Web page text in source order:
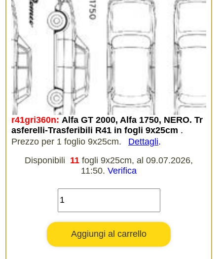
r41gri360n: Alfa GT 2000, Alfa 1750, NERO. Tr
asferelli-Trasferibili R41 in fogli 9x25cm .
Prezzo per 1 foglio 9x25cm.
Dettagli.
Disponibili 11 fogli 9x25cm, al 09.07.2026,
11:50. Verifica